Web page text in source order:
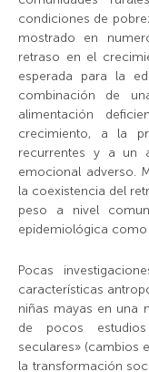
condiciones de
mostrado en
retraso en el
esperada para la
combinación de
alimentación
crecimiento, a la
recurrentes y a un
emocional adverso.
la coexistencia del
peso a nivel
epidemiológica
Pocas
características
niñas mayas en una
de pocos
seculares» (cambios
la transformación